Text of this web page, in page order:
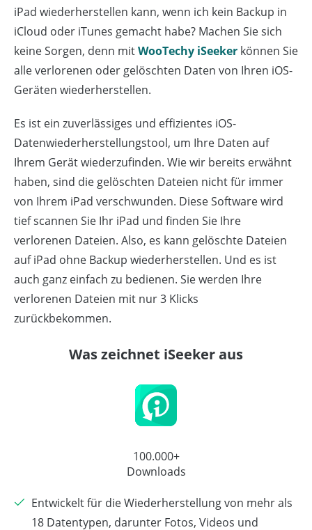
iPad wiederherstellen kann, wenn ich kein Backup in
iCloud oder iTunes gemacht habe? Machen Sie sich
keine Sorgen, denn mitWooTechy iSeeker können Sie
alle verlorenen oder gelöschten Daten von Ihren iOS-
Geräten wiederherstellen.
Es ist ein zuverlässiges und effizientes iOS-
Datenwiederherstellungstool, um Ihre Daten auf
Ihrem Gerät wiederzufinden. Wie wir bereits erwähnt
haben, sind die gelöschten Dateien nicht für immer
von Ihrem iPad verschwunden. Diese Software wird
tief scannen Sie Ihr iPad und finden Sie Ihre
verlorenen Dateien. Also, es kann gelöschte Dateien
auf iPad ohne Backup wiederherstellen. Und es ist
auch ganz einfach zu bedienen. Sie werden Ihre
verlorenen Dateien mit nur 3 Klicks
zurückbekommen.
Was zeichnet iSeeker aus
100.000+
Downloads
Entwickelt für die Wiederherstellung von mehr als
18 Datentypen, darunter Fotos, Videos und